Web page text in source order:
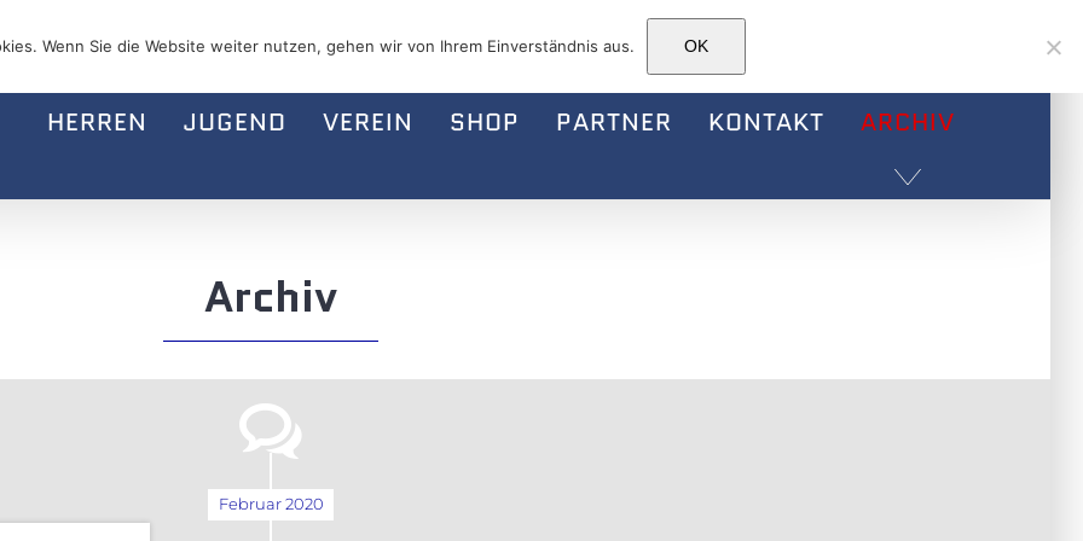
HERREN JUGEND VEREIN SHOP PARTNER KONTAKT ARCHIV
Archiv
Februar 2020
Wenn Sie die Website weiter nutzen, gehen wir von Ihrem Einverständnis aus. OK